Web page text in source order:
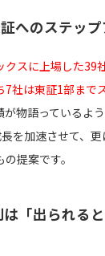
へのステッ
クスに上場した39
7社は東証1部まで
が物語っているよ
を加速させて、
提案です。
「出られる